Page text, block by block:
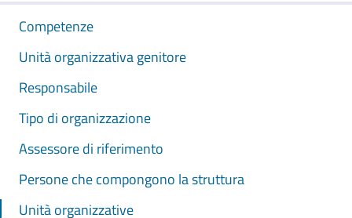
Competenze
Unità organizzativa genitore
Responsabile
Tipo di organizzazione
Assessore di riferimento
Persone che compongono la struttura
Unità organizzative